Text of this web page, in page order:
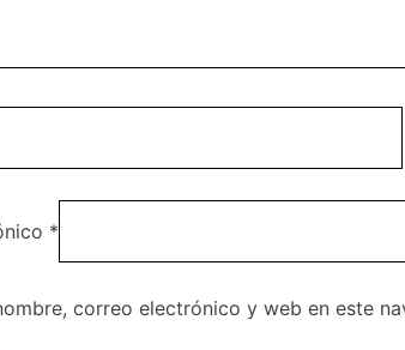
*
correo electrónico y web en este